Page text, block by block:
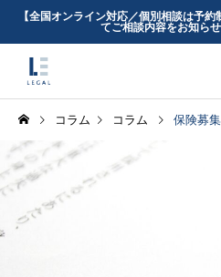
【全国オンライン対応／個別相談は予
てご相談内容をお知らせ
コラム コラム 保険募集人